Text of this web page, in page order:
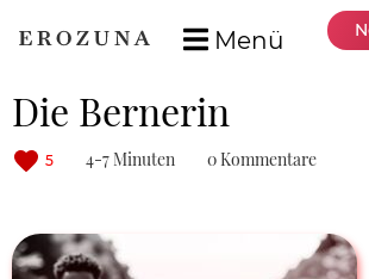
Menü
Die Bernerin
5 4-7 Minuten 0 Kommentare